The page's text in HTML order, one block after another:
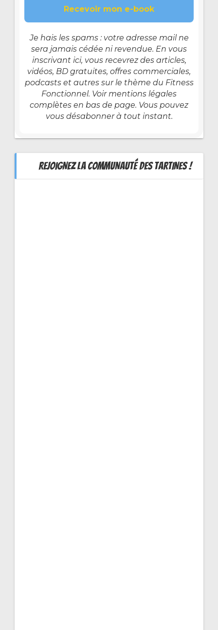
Je hais les spams : votre adresse mail ne
sera jamais cédée ni revendue. En vous
inscrivant ici, vous recevrez des articles,
vidéos, BD gratuites, offres commerciales,
podcasts et autres sur le thème du Fitness
Fonctionnel. Voir mentions légales
complètes en bas de page. Vous pouvez
vous désabonner à tout instant.
REJOIGNEZ LA COMMUNAUTÉ DES TARTINES !